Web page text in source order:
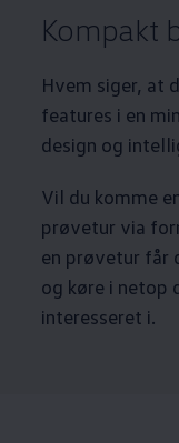
Kompakt
Hvem siger, at
features i en
design og
Vil du komme
prøvetur via
en prøvetur får
og køre i netop
interesseret i.